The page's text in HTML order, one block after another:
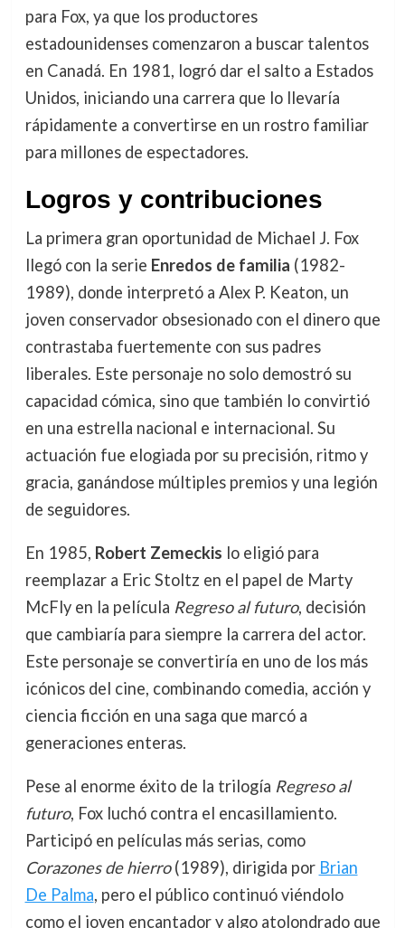
para Fox, ya que los productores
estadounidenses comenzaron a buscar talentos
en Canadá. En 1981, logró dar el salto a Estados
Unidos, iniciando una carrera que lo llevaría
rápidamente a convertirse en un rostro familiar
para millones de espectadores.
Logros y contribuciones
La primera gran oportunidad de Michael J. Fox
llegó con la serie Enredos de familia (1982-
1989), donde interpretó a Alex P. Keaton, un
joven conservador obsesionado con el dinero que
contrastaba fuertemente con sus padres
liberales. Este personaje no solo demostró su
capacidad cómica, sino que también lo convirtió
en una estrella nacional e internacional. Su
actuación fue elogiada por su precisión, ritmo y
gracia, ganándose múltiples premios y una legión
de seguidores.
En 1985, Robert Zemeckis lo eligió para
reemplazar a Eric Stoltz en el papel de Marty
McFly en la película Regreso al futuro, decisión
que cambiaría para siempre la carrera del actor.
Este personaje se convertiría en uno de los más
icónicos del cine, combinando comedia, acción y
ciencia ficción en una saga que marcó a
generaciones enteras.
Pese al enorme éxito de la trilogía Regreso al
futuro, Fox luchó contra el encasillamiento.
Participó en películas más serias, como
Corazones de hierro(1989), dirigida por Brian
De Palma, pero el público continuó viéndolo
como el joven encantador y algo atolondrado que